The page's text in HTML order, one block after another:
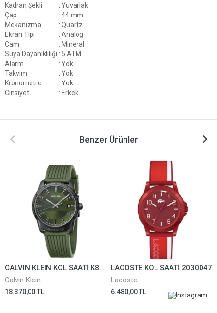
Kadran Şekli
: Yuvarlak
Çap
: 44 mm
Mekanizma
: Quartz
Ekran Tipi
: Analog
Cam
: Mineral
Suya Dayanıklılığı : 5 ATM
Alarm
: Yok
Takvim
: Yok
Kronometre
: Yok
Cinsiyet
: Erkek
Benzer Ürünler
CALVIN KLEIN KOL SAATİ K8R114WL
Calvin Klein
18.370,00 TL
LACOSTE KOL SAATİ 2030047
Lacoste
6.480,00 TL